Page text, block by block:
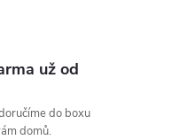
už od
do boxu
domů.